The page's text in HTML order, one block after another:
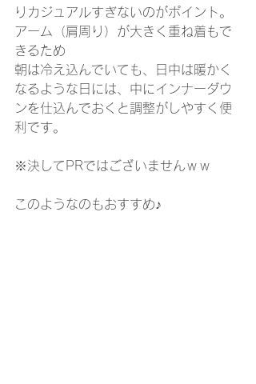
りカジュアルすぎないのがポイント。
アーム（肩周り）が大きく重ね着もで
きるため
朝は冷え込んでいても、日中は暖かく
なるような日には、中にインナーダウ
ンを仕込んでおくと調整がしやすく便
利です。
※決してPRではございませんｗｗ
このようなのもおすすめ♪